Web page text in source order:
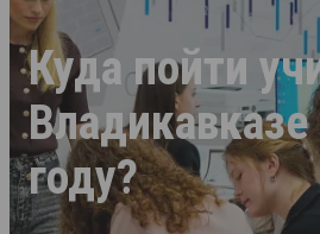
Куда пойти
году?